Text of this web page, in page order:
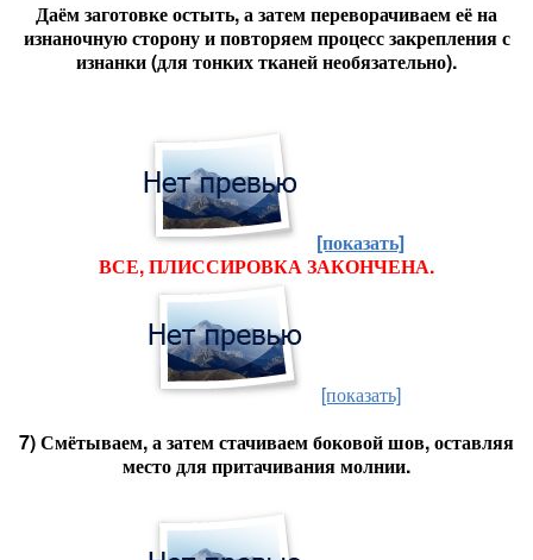
Даём заготовке остыть, а затем переворачиваем её на
изнаночную сторону и повторяем процесс закрепления с
изнанки (для тонких тканей необязательно).
[показать]
ВСЕ, ПЛИССИРОВКА ЗАКОНЧЕНА.
[показать]
7) Смётываем, а затем стачиваем боковой шов, оставляя
место для притачивания молнии.